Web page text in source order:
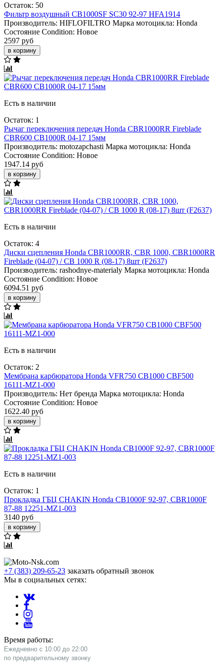
Остаток: 50
Фильтр воздушный CB1000SF SC30 92-97 HFA1914
Производитель: HIFLOFILTRO Марка мотоцикла: Honda
Состояние Condition: Новое
2597 руб
в корзину
Есть в наличии
Остаток: 1
Рычаг переключения передач Honda CBR1000RR Fireblade
CBR600 CB1000R 04-17 15мм
Производитель: motozapchasti Марка мотоцикла: Honda
Состояние Condition: Новое
1947.14 руб
в корзину
Есть в наличии
Остаток: 4
Диски сцепления Honda CBR1000RR, CBR 1000, CBR1000RR
Fireblade (04-07) / CB 1000 R (08-17) 8шт (F2637)
Производитель: rashodnye-materialy Марка мотоцикла: Honda
Состояние Condition: Новое
6094.51 руб
в корзину
Есть в наличии
Остаток: 2
Мембрана карбюратора Honda VFR750 CB1000 CBF500
16111-MZ1-000
Производитель: Нет бренда Марка мотоцикла: Honda
Состояние Condition: Новое
1622.40 руб
в корзину
Есть в наличии
Остаток: 1
Прокладка ГБЦ CHAKIN Honda CB1000F 92-97, CBR1000F
87-88 12251-MZ1-003
3140 руб
в корзину
+7 (383) 209-65-23 заказать обратный звонок
Мы в социальных сетях:
Время работы:
Ежедневно с 10:00 до 22:00
​по предварительному звонку